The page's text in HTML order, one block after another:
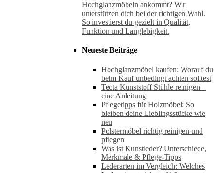
Hochglanzmöbeln ankommt? Wir
unterstützen dich bei der richtigen Wahl.
So investierst du gezielt in Qualität,
Funktion und Langlebigkeit.
Neueste Beiträge
Hochglanzmöbel kaufen: Worauf du
beim Kauf unbedingt achten solltest
Tecta Kunststoff Stühle reinigen –
eine Anleitung
Pflegetipps für Holzmöbel: So
bleiben deine Lieblingsstücke wie
neu​
Polstermöbel richtig reinigen und
pflegen
Was ist Kunstleder? Unterschiede,
Merkmale & Pflege-Tipps
Lederarten im Vergleich: Welches